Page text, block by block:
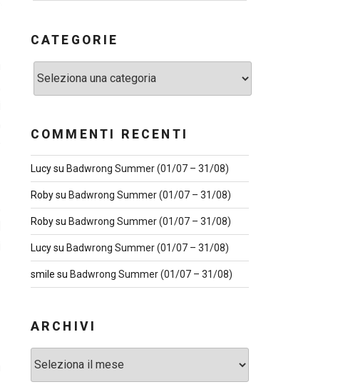
CATEGORIE
COMMENTI RECENTI
Lucysu Badwrong Summer (01/07 – 31/08)
Robysu Badwrong Summer (01/07 – 31/08)
Robysu Badwrong Summer (01/07 – 31/08)
Lucysu Badwrong Summer (01/07 – 31/08)
smile su Badwrong Summer (01/07 – 31/08)
ARCHIVI